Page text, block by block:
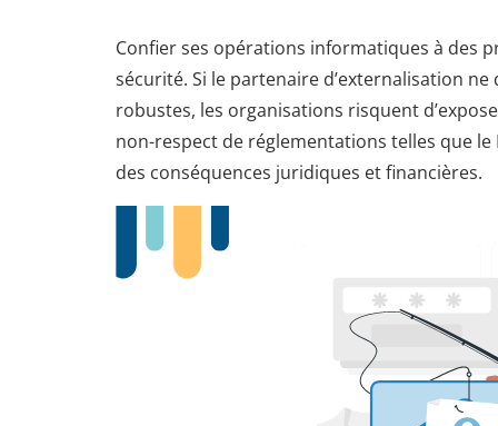
Confier ses opérations informatiques à des
sécurité. Si le partenaire d’externalisation
robustes, les organisations risquent
non-respect de réglementations telles que
des conséquences juridiques et financières.